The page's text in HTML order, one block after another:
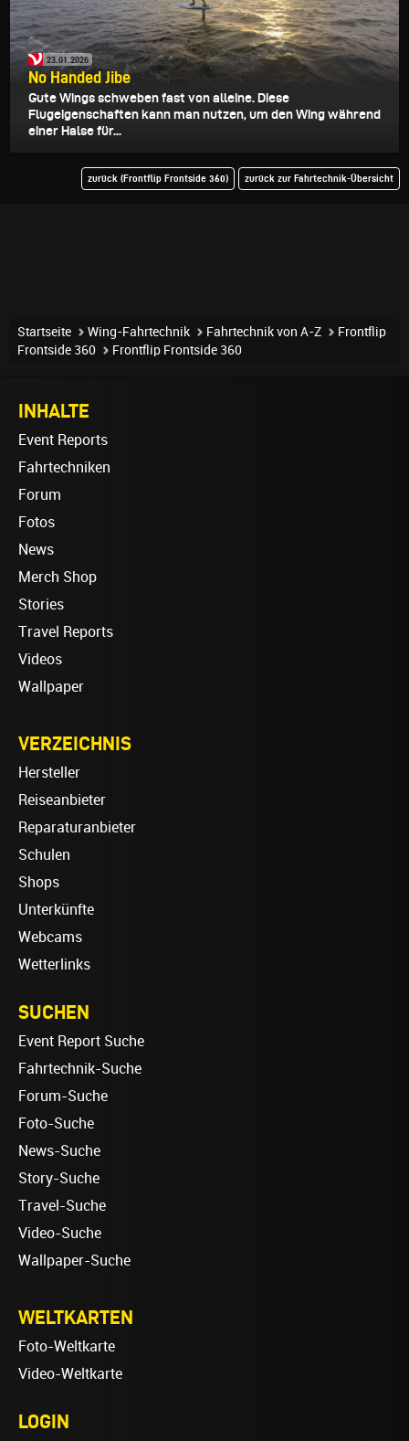
23.01.2026
No Handed Jibe
Gute Wings schweben fast von alleine. Diese
Flugeigenschaften kann man nutzen, um den Wing während
einer Halse für...
zurück (Frontflip Frontside 360) zurück zur Fahrtechnik-Übersicht
Startseite Wing-Fahrtechnik Fahrtechnik von A-Z
Frontflip
Frontside 360
Frontflip Frontside 360
INHALTE
Event Reports
Fahrtechniken
Forum
Fotos
News
Merch Shop
Stories
Travel Reports
Videos
Wallpaper
VERZEICHNIS
Hersteller
Reiseanbieter
Reparaturanbieter
Schulen
Shops
Unterkünfte
Webcams
Wetterlinks
SUCHEN
Event Report Suche
Fahrtechnik-Suche
Forum-Suche
Foto-Suche
News-Suche
Story-Suche
Travel-Suche
Video-Suche
Wallpaper-Suche
WELTKARTEN
Foto-Weltkarte
Video-Weltkarte
LOGIN